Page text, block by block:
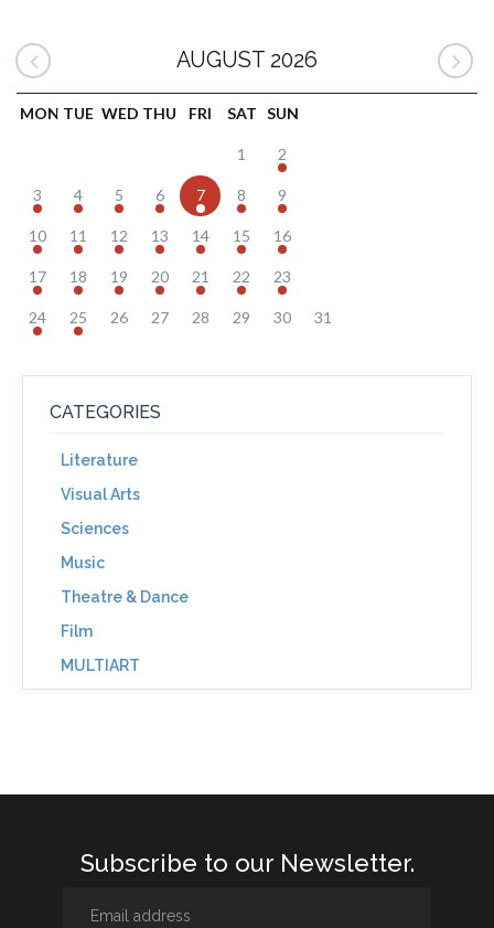
AUGUST 2026
MON TUE WED THU FRI SAT SUN
1 2
3 4 5 6 7 8 9
10 11 12 13 14 15 16
17 18 19 20 21 22 23
24 25 26 27 28 29 30 31
CATEGORIES
Literature
Visual Arts
Sciences
Music
Theatre & Dance
Film
MULTIART
Subscribe to our Newsletter.